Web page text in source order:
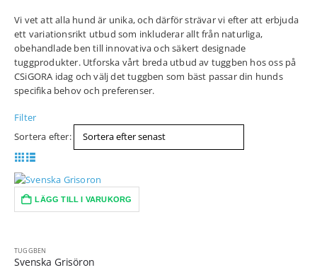
Vi vet att alla hund är unika, och därför strävar vi efter att erbjuda
ett variationsrikt utbud som inkluderar allt från naturliga,
obehandlade ben till innovativa och säkert designade
tuggprodukter. Utforska vårt breda utbud av tuggben hos oss på
CSiGORA idag och välj det tuggben som bäst passar din hunds
specifika behov och preferenser.
Filter
Sortera efter:
LÄGG TILL I VARUKORG
TUGGBEN
Svenska Grisöron